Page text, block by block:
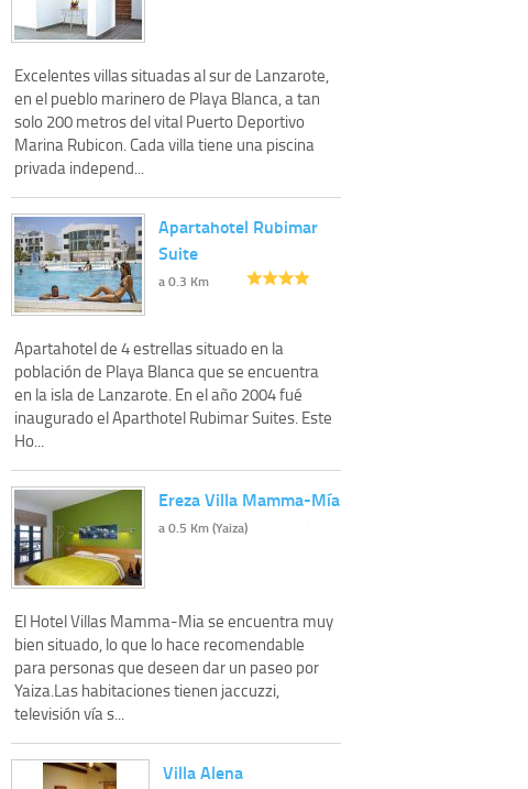
Excelentes villas situadas al sur de Lanzarote,
en el pueblo marinero de Playa Blanca, a tan
solo 200 metros del vital Puerto Deportivo
Marina Rubicon. Cada villa tiene una piscina
privada independ...
Apartahotel Rubimar
Suite
a 0.3 Km
Apartahotel de 4 estrellas situado en la
población de Playa Blanca que se encuentra
en la isla de Lanzarote. En el año 2004 fué
inaugurado el Aparthotel Rubimar Suites. Este
Ho...
Ereza Villa Mamma-Mía
a 0.5 Km (Yaiza)
El Hotel Villas Mamma-Mia se encuentra muy
bien situado, lo que lo hace recomendable
para personas que deseen dar un paseo por
Yaiza.Las habitaciones tienen jaccuzzi,
televisión vía s...
Villa Alena